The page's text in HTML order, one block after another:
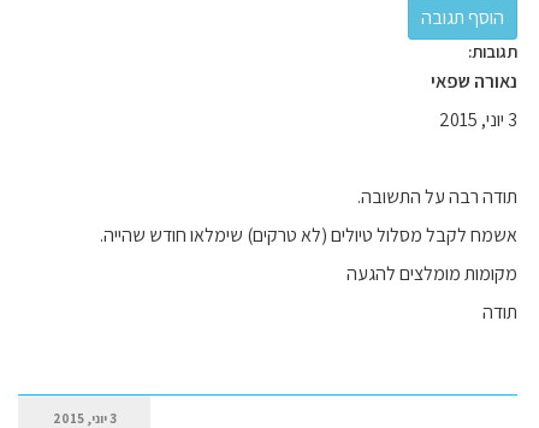
תגובות:
נאורה שפאי
3 יוני, 2015
תודה רבה על התשובה.
אשמח לקבל מסלול טיולים (לא טרקים) שימלאו חודש שהייה.
מקומות מומלצים להגעה
תודה
3 יוני, 2015